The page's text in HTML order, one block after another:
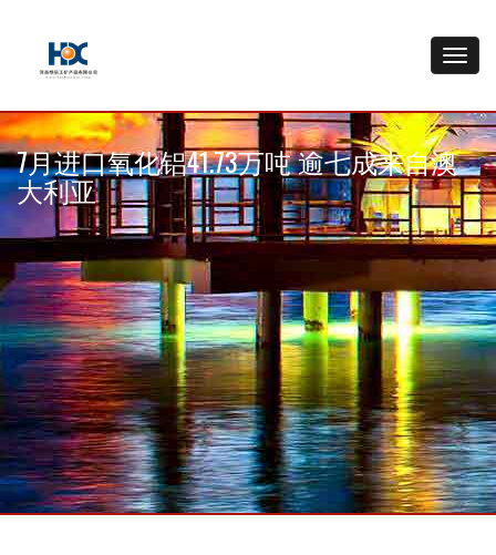
7月进口氧化铝41.73万吨 逾七成来自澳
大利亚